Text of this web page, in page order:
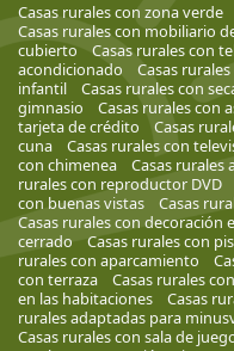
Casas rurales con zona verde
Casas rurales con mobiliario
cubierto
Casas rurales con
acondicionado
Casas
infantil
Casas rurales con
gimnasio
Casas rurales con
tarjeta de crédito
Casas
cuna
Casas rurales con
con chimenea
Casas rurales
rurales con reproductor DVD
con buenas vistas
Casas
Casas rurales con decoración
cerrado
Casas rurales con
rurales con aparcamiento
con terraza
Casas rurales
en las habitaciones
Casas
rurales adaptadas para
Casas rurales con sala de